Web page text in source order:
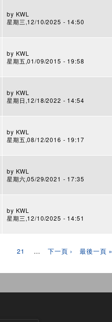
by KWL
星期三,12/10/2025 - 14:50
by KWL
星期五,01/09/2015 - 19:58
by KWL
星期日,12/18/2022 - 14:54
by KWL
星期五,08/12/2016 - 19:17
by KWL
星期六,05/29/2021 - 17:35
by KWL
星期三,12/10/2025 - 14:51
21 … 下一頁 › 最後一頁 »